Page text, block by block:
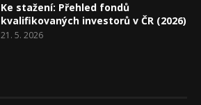
Ke stažení: Přehled fondů
kvalifikovaných investorů v ČR (2026)
21. 5. 2026